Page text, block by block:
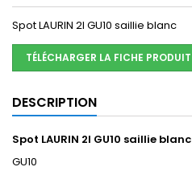
Spot LAURIN 2I GU10 saillie blanc
TÉLÉCHARGER LA FICHE PRODUIT
DESCRIPTION
Spot LAURIN 2I GU10 saillie blanc
GU10